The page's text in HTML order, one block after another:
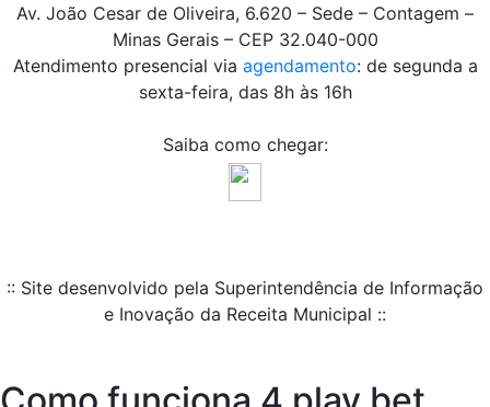
Av. João Cesar de Oliveira, 6.620 – Sede – Contagem –
Minas Gerais – CEP 32.040-000
Atendimento presencial via agendamento: de segunda a
sexta-feira, das 8h às 16h
Saiba como chegar:
:: Site desenvolvido pela Superintendência de Informação
e Inovação da Receita Municipal ::